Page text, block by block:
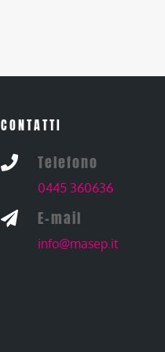
CONTATTI
 Telefono
0445 360636
 E-mail
info@masep.it